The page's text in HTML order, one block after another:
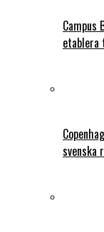
Campus
etablera
svenska